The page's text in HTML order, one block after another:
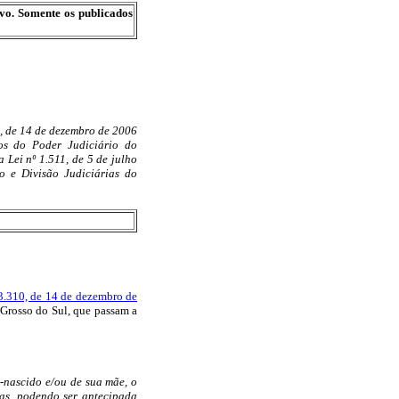
Somente os publicados
14 de dezembro de 2006
do Poder Judiciário do
Lei nº 1.511, de 5 de julho
e Divisão Judiciárias do
de 14 de dezembro de
do Sul, que passam a
e/ou de sua mãe, o
podendo ser antecipada